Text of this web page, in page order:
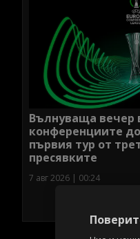
Вълнуваща вечер
конференциите
първия тур от
пресявките
7 авг 2026 | 00:24